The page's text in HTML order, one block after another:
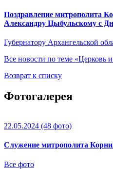
Поздравление митрополита
Александру Цыбульскому с
Губернатору Архангельской
Все новости по теме «Церковь и
Возврат к списку
Фотогалерея
22.05.2024 (48 фото)
Служение митрополита
Все фото